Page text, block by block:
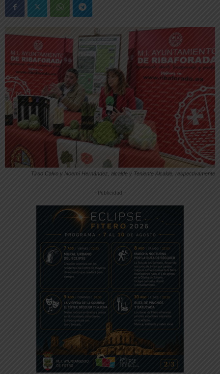
Tirso Calvo y Noemí Hernández, alcalde y Teniente Alcalde, respectivamente
-- Publicidad --